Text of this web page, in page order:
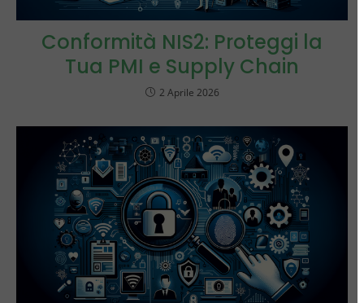
Conformità NIS2: Proteggi la
Tua PMI e Supply Chain
2 Aprile 2026